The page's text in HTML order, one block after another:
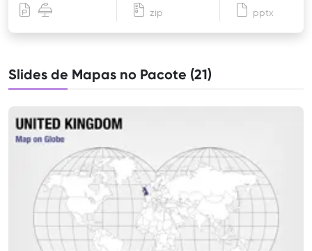
zip pptx
Slides de Mapas no Pacote (21)